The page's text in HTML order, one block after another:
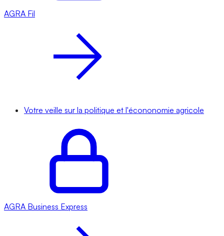
AGRA Fil
Votre veille sur la politique et l'écononomie agricole
AGRA Business Express